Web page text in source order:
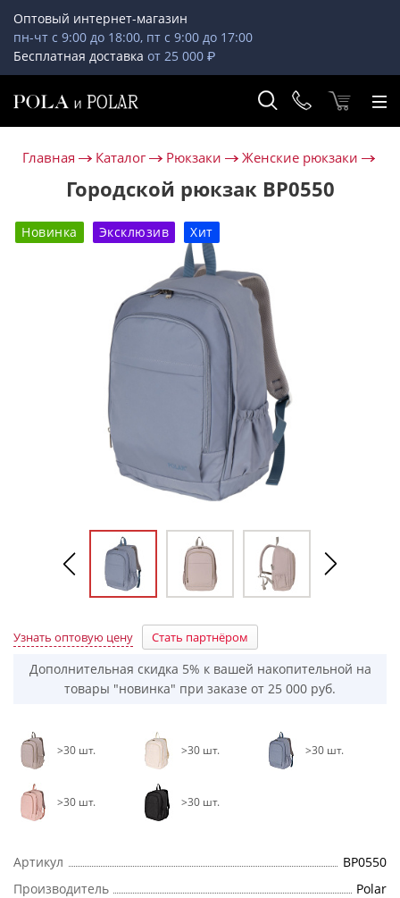
Оптовый интернет-магазин
пн-чт с 9:00 до 18:00, пт с 9:00 до 17:00
Бесплатная доставка от 25 000 ₽
Главная Каталог Рюкзаки Женские рюкзаки
Городской рюкзак ВР0550
Новинка Эксклюзив Хит
Узнать оптовую цену Стать партнёром
Дополнительная скидка 5% к вашей накопительной на
товары "новинка" при заказе от 25 000 руб.
>30 шт. >30 шт. >30 шт.
>30 шт. >30 шт.
Артикул
ВР0550
Производитель
Polar